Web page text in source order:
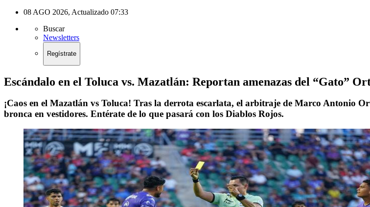
08 AGO 2026, Actualizado 07:33
Buscar
Newsletters
Regístrate
Escándalo en el Toluca vs. Mazatlán: Reportan amenazas del “Gato”
¡Caos en el Mazatlán vs Toluca! Tras la derrota escarlata, el arbitraje de Marco Antonio
bronca en vestidores. Entérate de lo que pasará con los Diablos Rojos.